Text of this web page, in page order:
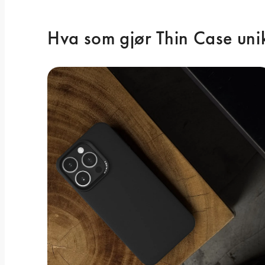
Hva som gjør Thin Case